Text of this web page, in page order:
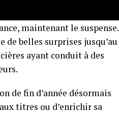
maintenant le suspense.
de belles surprises jusqu’au
ayant conduit à des
de fin d’année désormais
titres ou d’enrichir sa